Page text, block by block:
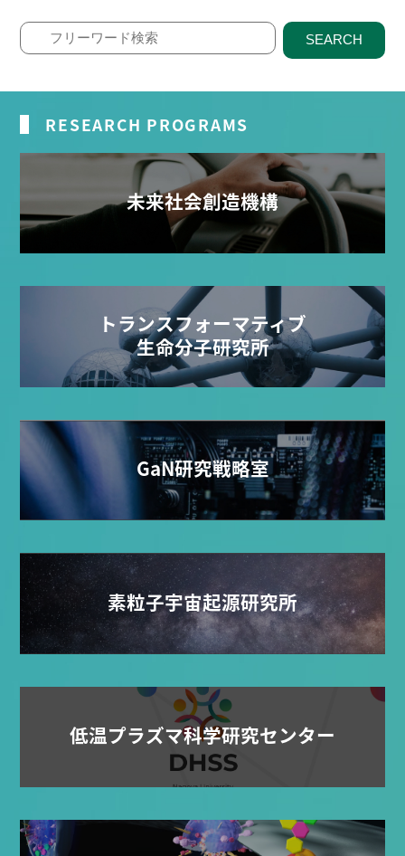
SEARCH
RESEARCH PROGRAMS
未来社会創造機構
トランスフォーマティブ
生命分子研究所
GaN研究戦略室
素粒子宇宙起源研究所
低温プラズマ科学研究センター